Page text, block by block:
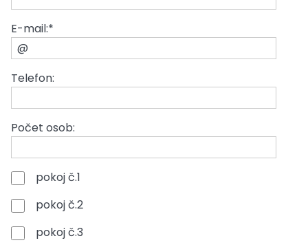
E-mail:*
Telefon:
Počet osob:
pokoj č.1
pokoj č.2
pokoj č.3